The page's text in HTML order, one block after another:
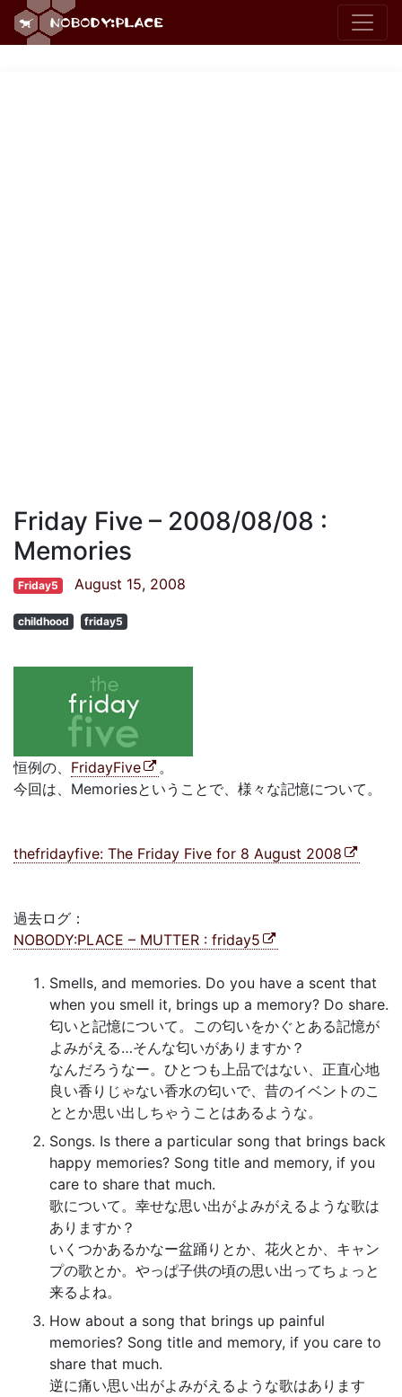
Friday Five – 2008/08/08 :
Memories
Friday5 August 15, 2008
childhood friday5
恒例の、 FridayFive
。
今回は、Memoriesということで、様々な記憶について。
thefridayfive: The Friday Five for 8 August 2008
過去ログ：
NOBODY:PLACE – MUTTER : friday5
Smells, and memories. Do you have a scent that
when you smell it, brings up a memory? Do share.
匂いと記憶について。この匂いをかぐとある記憶が
よみがえる…そんな匂いがありますか？
なんだろうなー。ひとつも上品ではない、正直心地
良い香りじゃない香水の匂いで、昔のイベントのこ
ととか思い出しちゃうことはあるような。
Songs. Is there a particular song that brings back
happy memories? Song title and memory, if you
care to share that much.
歌について。幸せな思い出がよみがえるような歌は
ありますか？
いくつかあるかなー盆踊りとか、花火とか、キャン
プの歌とか。やっぱ子供の頃の思い出ってちょっと
来るよね。
How about a song that brings up painful
memories? Song title and memory, if you care to
share that much.
逆に痛い思い出がよみがえるような歌はあります